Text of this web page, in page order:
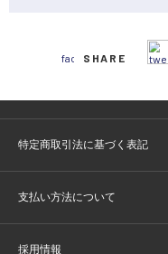
SHARE
特定商取引法に基づく表記
支払い方法について
採用情報